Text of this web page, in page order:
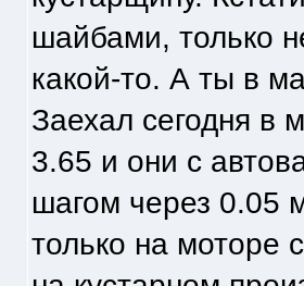
шайбами, только
какой-то. А ты в
Заехал сегодня в
3.65 и они с
шагом через 0.05
только на моторе